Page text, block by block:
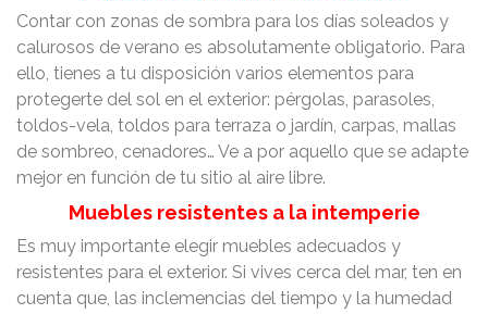
Contar con zonas de sombra para los días soleados y
calurosos de verano es absolutamente obligatorio. Para
ello, tienes a tu disposición varios elementos para
protegerte del sol en el exterior: pérgolas, parasoles,
toldos-vela, toldos para terraza o jardín, carpas, mallas
de sombreo, cenadores… Ve a por aquello que se adapte
mejor en función de tu sitio al aire libre.
Muebles resistentes a la intemperie
Es muy importante elegir muebles adecuados y
resistentes para el exterior. Si vives cerca del mar, ten en
cuenta que, las inclemencias del tiempo y la humedad